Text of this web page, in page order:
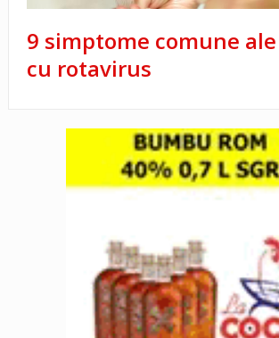
9 simptome comune
cu rotavirus